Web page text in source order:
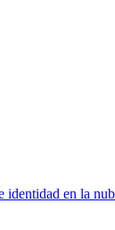
identidad en la